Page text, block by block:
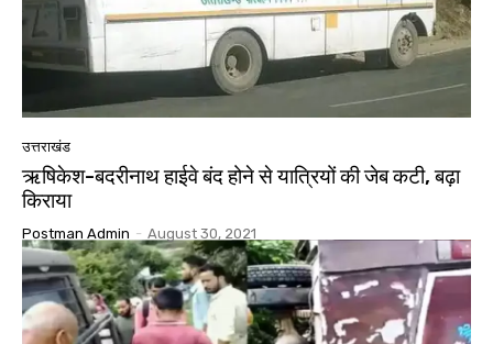
उत्तराखंड
ऋषिकेश-बदरीनाथ हाईवे बंद होने से यात्रियों की जेब कटी, बढ़ा
किराया
Postman Admin - August 30, 2021